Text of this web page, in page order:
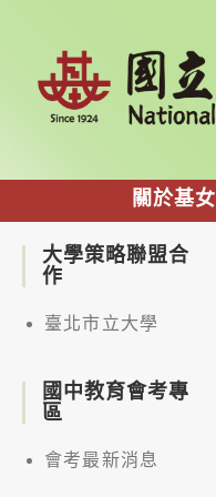
關於基女
大學策略聯盟合
作
臺北市立大學
國中教育會考專
區
會考最新消息